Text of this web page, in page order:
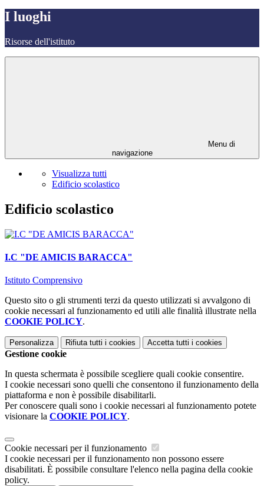
I luoghi
Risorse dell'istituto
Menu di
navigazione
Visualizza tutti
Edificio scolastico
Edificio scolastico
I.C "DE AMICIS BARACCA"
Istituto Comprensivo
Questo sito o gli strumenti terzi da questo utilizzati si avvalgono di
cookie necessari al funzionamento ed utili alle finalità illustrate nella
COOKIE POLICY.
Personalizza Rifiuta tutti i cookies Accetta tutti i cookies
Gestione cookie
In questa schermata è possibile scegliere quali cookie consentire.
I cookie necessari sono quelli che consentono il funzionamento della
piattaforma e non è possibile disabilitarli.
Per conoscere quali sono i cookie necessari al funzionamento potete
visionare la COOKIE POLICY.
Cookie necessari per il funzionamento
I cookie necessari per il funzionamento non possono essere
disabilitati. È possibile consultare l'elenco nella pagina della cookie
policy.